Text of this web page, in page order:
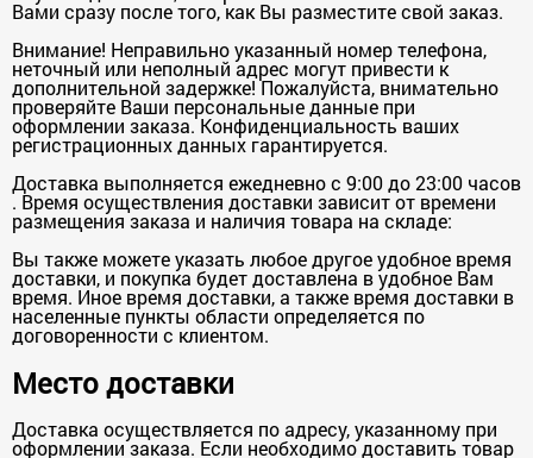
Вами сразу после того, как Вы разместите свой заказ.
Внимание! Неправильно указанный номер телефона,
неточный или неполный адрес могут привести к
дополнительной задержке! Пожалуйста, внимательно
проверяйте Ваши персональные данные при
оформлении заказа. Конфиденциальность ваших
регистрационных данных гарантируется.
Доставка выполняется ежедневно с 9:00 до 23:00 часов
. Время осуществления доставки зависит от времени
размещения заказа и наличия товара на складе:
Вы также можете указать любое другое удобное время
доставки, и покупка будет доставлена в удобное Вам
время. Иное время доставки, а также время доставки в
населенные пункты области определяется по
договоренности с клиентом.
Место доставки
Доставка осуществляется по адресу, указанному при
оформлении заказа. Если необходимо доставить товар